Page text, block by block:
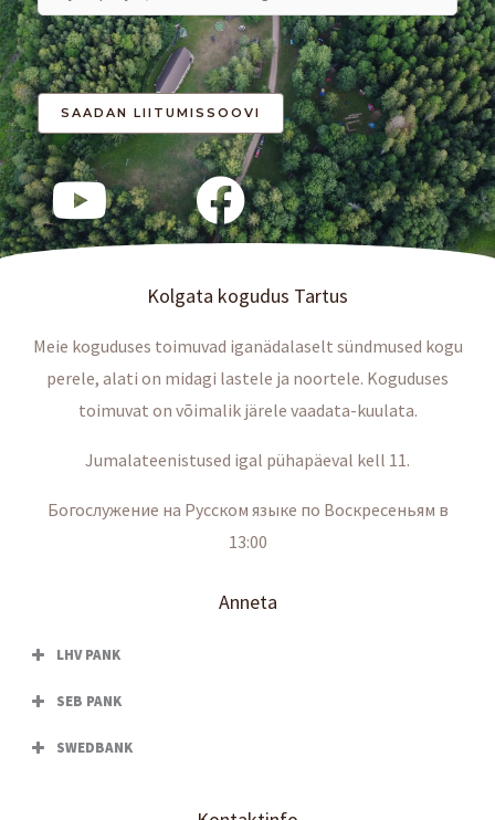
Kolgata kogudus Tartus
Meie koguduses toimuvad iganädalaselt sündmused kogu
perele, alati on midagi lastele ja noortele. Koguduses
toimuvat on võimalik järele vaadata-kuulata.
Jumalateenistused igal pühapäeval kell 11.
Богослужение на Русском языке по Воскресеньям в
13:00
Anneta
LHV PANK
SEB PANK
SWEDBANK